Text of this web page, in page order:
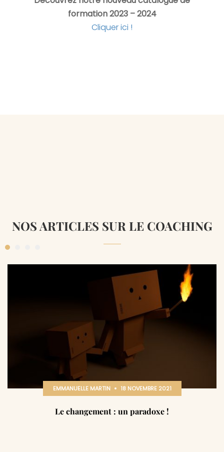
formation 2023 – 2024
Cliquer ici !
NOS ARTICLES SUR LE COACHING
EMMANUELLE MARTIN 18 NOVEMBRE 2021
Le changement : un paradoxe !